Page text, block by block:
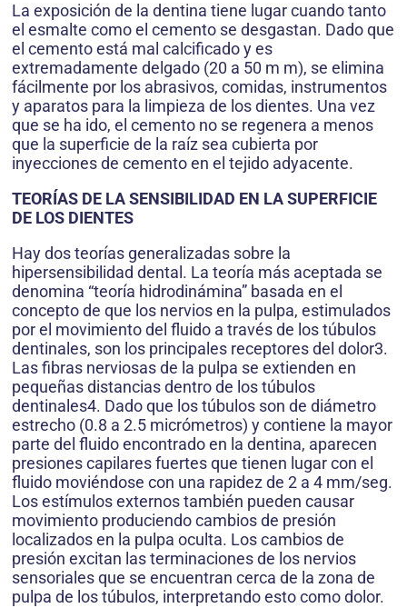
La exposición de la dentina tiene lugar cuando tanto
el esmalte como el cemento se desgastan. Dado que
el cemento está mal calcificado y es
extremadamente delgado (20 a 50 m m), se elimina
fácilmente por los abrasivos, comidas, instrumentos
y aparatos para la limpieza de los dientes. Una vez
que se ha ido, el cemento no se regenera a menos
que la superficie de la raíz sea cubierta por
inyecciones de cemento en el tejido adyacente.
TEORÍAS DE LA SENSIBILIDAD EN LA SUPERFICIE
DE LOS DIENTES
Hay dos teorías generalizadas sobre la
hipersensibilidad dental. La teoría más aceptada se
denomina “teoría hidrodinámina” basada en el
concepto de que los nervios en la pulpa, estimulados
por el movimiento del fluido a través de los túbulos
dentinales, son los principales receptores del dolor3.
Las fibras nerviosas de la pulpa se extienden en
pequeñas distancias dentro de los túbulos
dentinales4. Dado que los túbulos son de diámetro
estrecho (0.8 a 2.5 micrómetros) y contiene la mayor
parte del fluido encontrado en la dentina, aparecen
presiones capilares fuertes que tienen lugar con el
fluido moviéndose con una rapidez de 2 a 4 mm/seg.
Los estímulos externos también pueden causar
movimiento produciendo cambios de presión
localizados en la pulpa oculta. Los cambios de
presión excitan las terminaciones de los nervios
sensoriales que se encuentran cerca de la zona de
pulpa de los túbulos, interpretando esto como dolor.